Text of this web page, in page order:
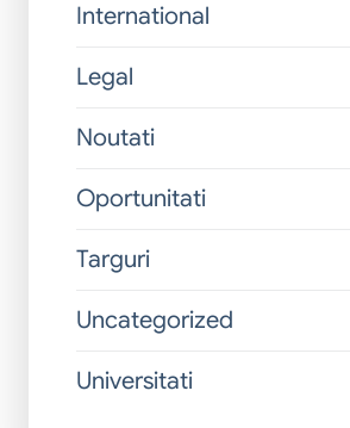
International
Legal
Noutati
Oportunitati
Targuri
Uncategorized
Universitati